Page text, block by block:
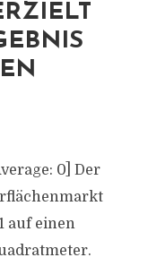
0] Der
auf einen